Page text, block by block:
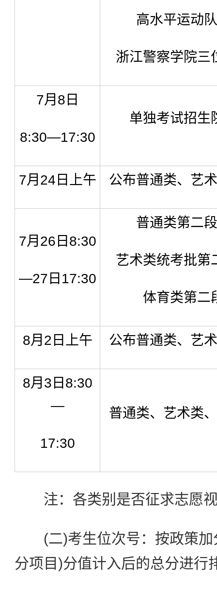
高水平运动
浙江警察学院三
7月8日
8:30—17:30
单独考试招生
7月24日上午 公布普通类、艺
7月26日8:30
—27日17:30
普通类第二
艺术类统考批第
体育类第二
8月2日上午 公布普通类、艺
8月3日8:30
—
17:30
普通类、艺术类
注：各类别是否征求志愿视
(二)考生位次号：按政策加
分项目)分值计入后的总分进行